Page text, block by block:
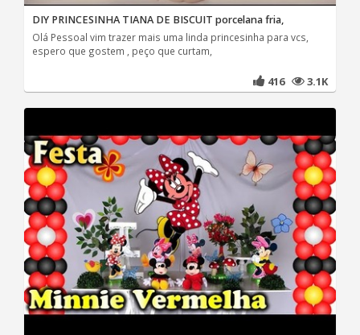
DIY PRINCESINHA TIANA DE BISCUIT porcelana fria,
Olá Pessoal vim trazer mais uma linda princesinha para vcs,
espero que gostem , peço que curtam,
416 3.1K